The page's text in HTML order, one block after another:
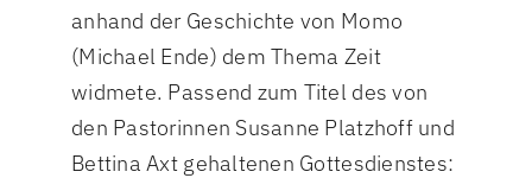
anhand der Geschichte von Momo
(Michael Ende) dem Thema Zeit
widmete. Passend zum Titel des von
den Pastorinnen Susanne Platzhoff und
Bettina Axt gehaltenen Gottesdienstes: